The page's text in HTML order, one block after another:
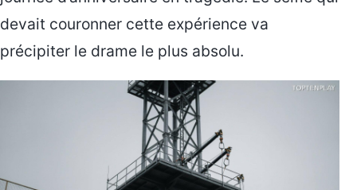
devait couronner cette expérience va
précipiter le drame le plus absolu.